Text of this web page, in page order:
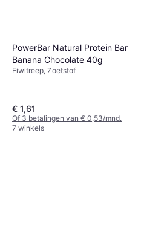
PowerBar Natural Protein Bar
Banana Chocolate 40g
Eiwitreep, Zoetstof
€ 1,61
Of 3 betalingen van € 0,53/mnd.
7 winkels